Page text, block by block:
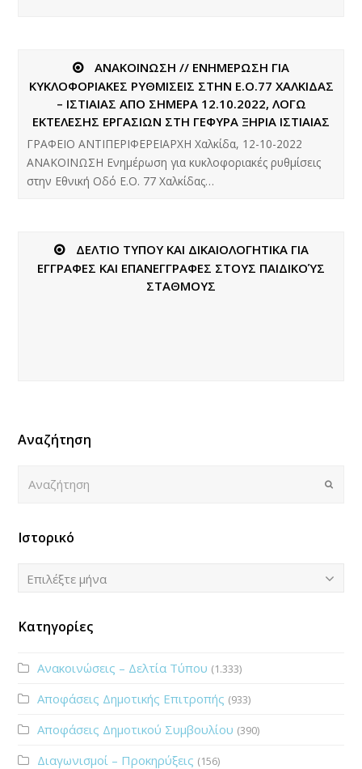
ΑΝΑΚΟΙΝΩΣΗ // ΕΝΗΜΕΡΩΣΗ ΓΙΑ
ΚΥΚΛΟΦΟΡΙΑΚΕΣ ΡΥΘΜΙΣΕΙΣ ΣΤΗΝ Ε.Ο.77 ΧΑΛΚΙΔΑΣ
– ΙΣΤΙΑΙΑΣ ΑΠΟ ΣΗΜΕΡΑ 12.10.2022, ΛΟΓΩ
ΕΚΤΕΛΕΣΗΣ ΕΡΓΑΣΙΩΝ ΣΤΗ ΓΕΦΥΡΑ ΞΗΡΙΑ ΙΣΤΙΑΙΑΣ
ΓΡΑΦΕΙΟ ΑΝΤΙΠΕΡΙΦΕΡΕΙΑΡΧΗ Χαλκίδα, 12-10-2022
ΑΝΑΚΟΙΝΩΣΗ Ενημέρωση για κυκλοφοριακές ρυθμίσεις
στην Εθνική Οδό Ε.Ο. 77 Χαλκίδας…
ΔΕΛΤΙΟ ΤΥΠΟΥ ΚΑΙ ΔΙΚΑΙΟΛΟΓΗΤΙΚΑ ΓΙΑ
ΕΓΓΡΑΦΕΣ ΚΑΙ ΕΠΑΝΕΓΓΡΑΦΕΣ ΣΤΟΥΣ ΠΑΙΔΙΚΟΎΣ
ΣΤΑΘΜΟΥΣ
Αναζήτηση
Submit
Ιστορικό
Ιστορικό
Επιλέξτε μήνα
Κατηγορίες
Ανακοινώσεις – Δελτία Τύπου (1.333)
Αποφάσεις Δημοτικής Επιτροπής (933)
Αποφάσεις Δημοτικού Συμβουλίου (390)
Διαγωνισμοί – Προκηρύξεις (156)